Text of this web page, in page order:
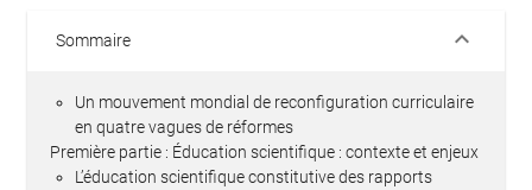
Sommaire keyboard_arrow_down
Un mouvement mondial de reconfiguration curriculaire
en quatre vagues de réformes
Première partie : Éducation scientifique : contexte et enjeux
L’éducation scientifique constitutive des rapports